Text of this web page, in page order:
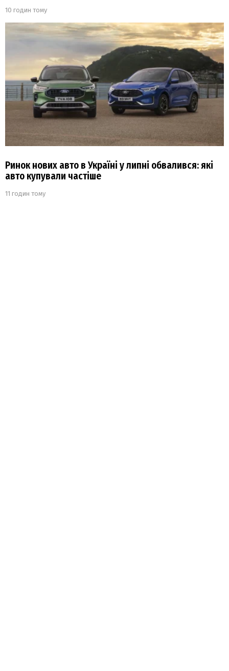
10 годин тому
Ринок нових авто в Україні у липні обвалився: які
авто купували частіше
11 годин тому